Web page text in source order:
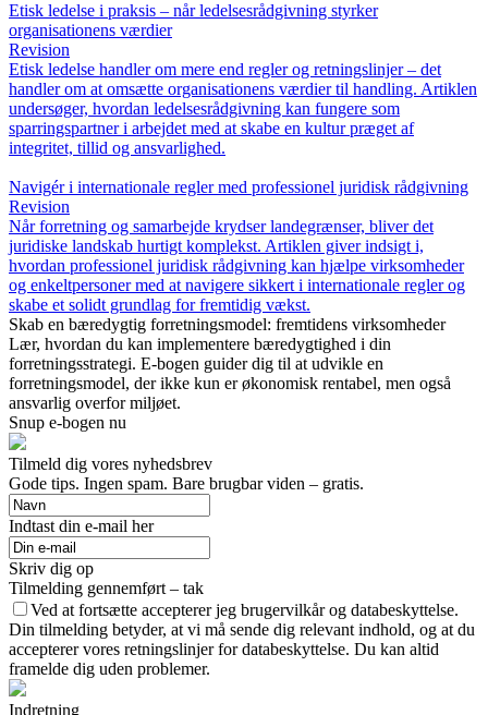
Etisk ledelse i praksis – når ledelsesrådgivning styrker
organisationens værdier
Revision
Etisk ledelse handler om mere end regler og retningslinjer – det
handler om at omsætte organisationens værdier til handling. Artiklen
undersøger, hvordan ledelsesrådgivning kan fungere som
sparringspartner i arbejdet med at skabe en kultur præget af
integritet, tillid og ansvarlighed.
Navigér i internationale regler med professionel juridisk rådgivning
Revision
Når forretning og samarbejde krydser landegrænser, bliver det
juridiske landskab hurtigt komplekst. Artiklen giver indsigt i,
hvordan professionel juridisk rådgivning kan hjælpe virksomheder
og enkeltpersoner med at navigere sikkert i internationale regler og
skabe et solidt grundlag for fremtidig vækst.
Skab en bæredygtig forretningsmodel: fremtidens virksomheder
Lær, hvordan du kan implementere bæredygtighed i din
forretningsstrategi. E-bogen guider dig til at udvikle en
forretningsmodel, der ikke kun er økonomisk rentabel, men også
ansvarlig overfor miljøet.
Snup e-bogen nu
Tilmeld dig vores nyhedsbrev
Gode tips. Ingen spam. Bare brugbar viden – gratis.
Indtast din e-mail her
Skriv dig op
Tilmelding gennemført – tak
Ved at fortsætte accepterer jeg brugervilkår og databeskyttelse.
Din tilmelding betyder, at vi må sende dig relevant indhold, og at du
accepterer vores retningslinjer for databeskyttelse. Du kan altid
framelde dig uden problemer.
Indretning